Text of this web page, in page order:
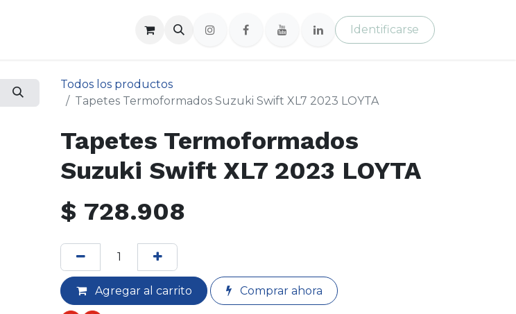
Identificarse
Todos los productos
Tapetes Termoformados Suzuki Swift XL7 2023 LOYTA
Tapetes Termoformados
Suzuki Swift XL7 2023 LOYTA
$ 728.908
Agregar al carrito Comprar ahora